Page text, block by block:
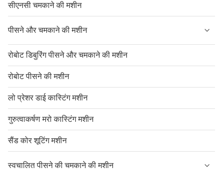
सीएनसी चमकाने की मशीन
पीसने और चमकाने की मशीन
रोबोट डिबुरिंग पीसने और चमकाने की मशीन
रोबोट पीसने की मशीन
लो प्रेशर डाई कास्टिंग मशीन
गुरुत्वाकर्षण मरो कास्टिंग मशीन
सैंड कोर शूटिंग मशीन
स्वचालित पीसने की चमकाने की मशीन